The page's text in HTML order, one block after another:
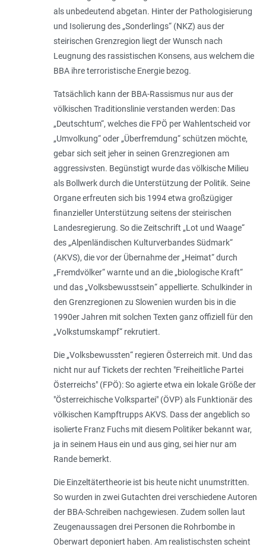
als unbedeutend abgetan. Hinter der Pathologisierung
und Isolierung des „Sonderlings“ (NKZ) aus der
steirischen Grenzregion liegt der Wunsch nach
Leugnung des rassistischen Konsens, aus welchem die
BBA ihre terroristische Energie bezog.
Tatsächlich kann der BBA-­Rassismus nur aus der
völkischen Traditionslinie verstanden werden: Das
„Deutschtum“, welches die FPÖ per Wahlentscheid vor
„Umvolkung“ oder „Überfremdung“ schützen möchte,
gebar sich seit jeher in seinen Grenzregionen am
aggressivsten. Begünstigt wurde das völkische Milieu
als Bollwerk durch die Unterstützung der Politik. Seine
Organe erfreuten sich bis 1994 etwa großzügiger
finanzieller Unterstützung seitens der steirischen
Landesregierung. So die Zeitschrift „Lot und Waage“
des „Alpenländischen Kulturverbandes Südmark“
(AKVS), die vor der Übernahme der „Heimat“ durch
„Fremdvölker“ warnte und an die „biologische Kraft“
und das „Volksbewusstsein“ appellierte. Schulkinder in
den Grenzregionen zu Slowenien wurden bis in die
1990er Jahren mit solchen Texten ganz offiziell für den
„Volkstumskampf“ rekrutiert.
Die „Volksbewussten“ regieren Österreich mit. Und das
nicht nur auf Tickets der rechten "Freiheitliche Partei
Österreichs" (FPÖ): So agierte etwa ein lokale Größe der
"Österreichische Volkspartei" (ÖVP) als Funktionär des
völkischen Kampftrupps AKVS. Dass der angeblich so
isolierte Franz Fuchs mit diesem Politiker bekannt war,
ja in seinem Haus ein und aus ging, sei hier nur am
Rande bemerkt.
Die Einzeltätertheorie ist bis heute nicht unumstritten.
So wurden in zwei Gutachten drei verschiedene Autoren
der BBA-Schreiben nachgewiesen. Zudem sollen laut
Zeugenaussagen drei Personen die Rohrbombe in
Oberwart deponiert haben. Am realistischsten scheint